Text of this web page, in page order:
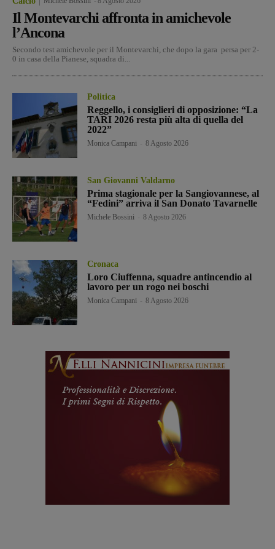
Il Montevarchi affronta in amichevole
l’Ancona
Secondo test amichevole per il Montevarchi, che dopo la gara persa per 2-
0 in casa della Pianese, squadra di...
Politica
Reggello, i consiglieri di opposizione: “La
TARI 2026 resta più alta di quella del
2022”
Monica Campani 8 Agosto 2026
San Giovanni Valdarno
Prima stagionale per la Sangiovannese, al
“Fedini” arriva il San Donato Tavarnelle
Michele Bossini 8 Agosto 2026
Cronaca
Loro Ciuffenna, squadre antincendio al
lavoro per un rogo nei boschi
Monica Campani 8 Agosto 2026